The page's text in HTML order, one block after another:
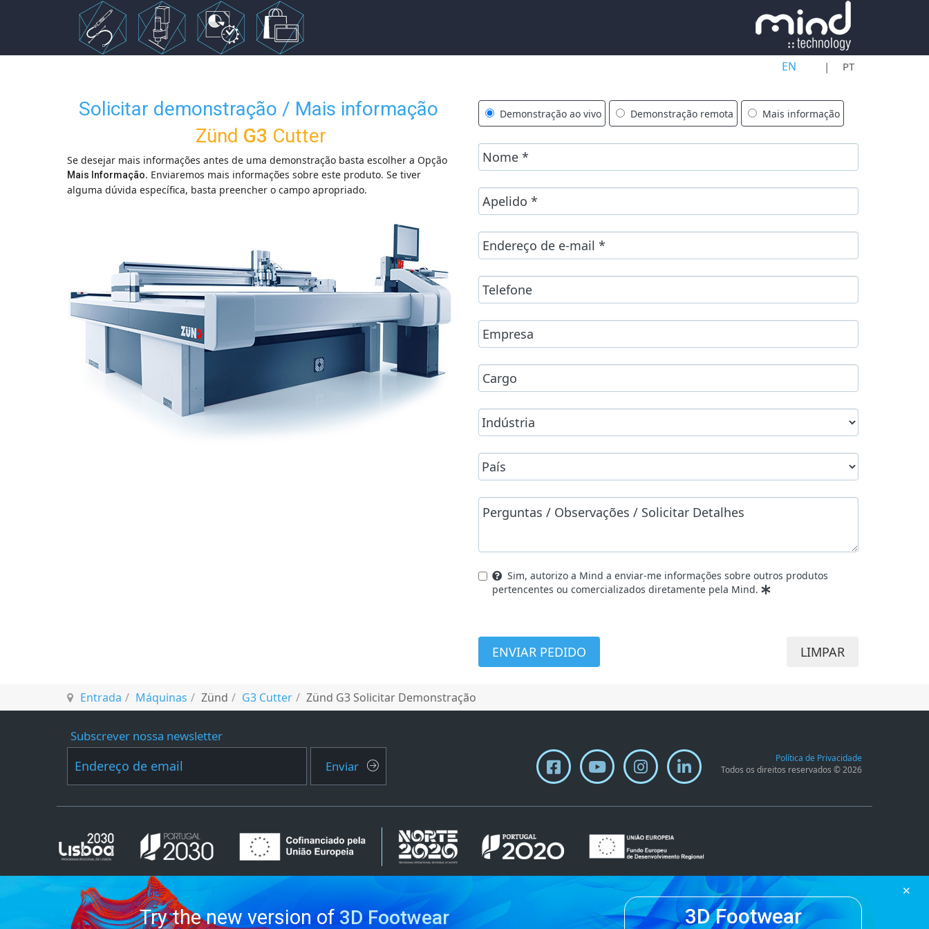
EN PT
Solicitar demonstração / Mais informação
Zünd G3 Cutter
Se desejar mais informações antes de uma demonstração basta escolher a Opção
Mais Informação. Enviaremos mais informações sobre este produto. Se tiver
alguma dúvida específica, basta preencher o campo apropriado.
Demonstração ao vivo Demonstração remota Mais informação
Sim, autorizo a Mind a enviar-me informações sobre outros produtos
pertencentes ou comercializados diretamente pela Mind.
ENVIAR PEDIDO LIMPAR
Entrada Máquinas Zünd G3 Cutter Zünd G3 Solicitar Demonstração
Subscrever nossa newsletter
Enviar
Política de Privacidade
Todos os direitos reservados © 2026
Try the new version of 3D Footwear 3D Footwear
✕